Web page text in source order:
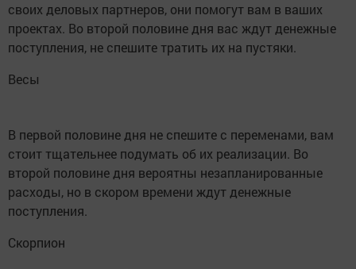
своих деловых партнеров, они помогут вам в ваших
проектах. Во второй половине дня вас ждут денежные
поступления, не спешите тратить их на пустяки.
Весы
В первой половине дня не спешите с переменами, вам
стоит тщательнее подумать об их реализации. Во
второй половине дня вероятны незапланированные
расходы, но в скором времени ждут денежные
поступления.
Скорпион